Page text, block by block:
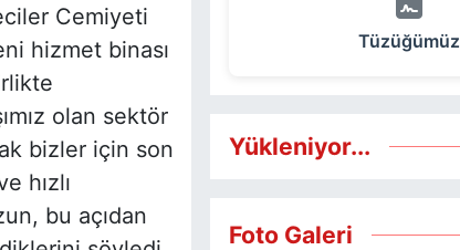
Cemiyeti
hizmet binası
olan sektör
bizler için son
hızlı
bu açıdan
Tüzüğümüz
Yükleniyor...
Foto Galeri